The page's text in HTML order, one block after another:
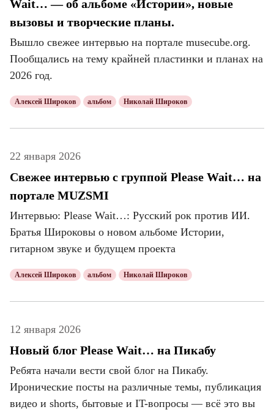
Wait… — об альбоме «Истории», новые
вызовы и творческие планы.
Вышло свежее интервью на портале musecube.org.
Пообщались на тему крайней пластинки и планах на
2026 год.
Алексей Широков альбом Николай Широков
22 января 2026
Свежее интервью с группой Please Wait… на
портале MUZSMI
Интервью: Please Wait…: Русский рок против ИИ.
Братья Широковы о новом альбоме Истории,
гитарном звуке и будущем проекта
Алексей Широков альбом Николай Широков
12 января 2026
Новый блог Please Wait… на Пикабу
Ребята начали вести свой блог на Пикабу.
Иронические посты на различные темы, публикация
видео и shorts, бытовые и IT-вопросы — всё это вы